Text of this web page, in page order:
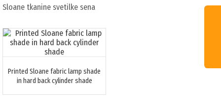
Sloane tkanine svetilke sena
Printed Sloane fabric lamp shade
in hard back cylinder shade